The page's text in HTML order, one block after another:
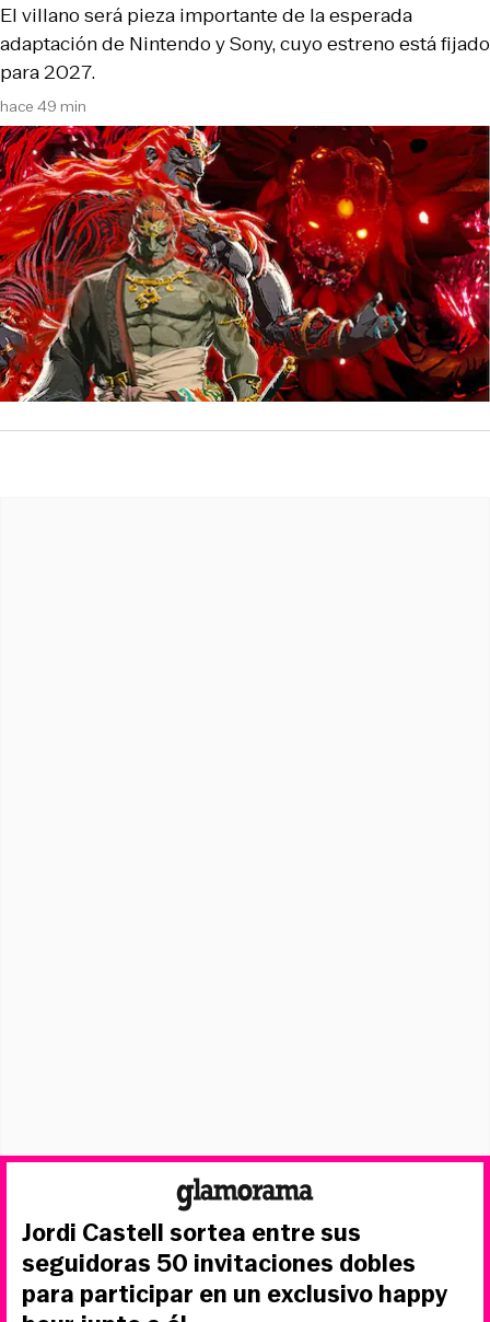
hace 49 min
El villano será pieza importante de la esperada
adaptación de Nintendo y Sony, cuyo estreno está fijado
para 2027.
Jordi Castell sortea entre sus
seguidoras 50 invitaciones dobles
para participar en un exclusivo happy